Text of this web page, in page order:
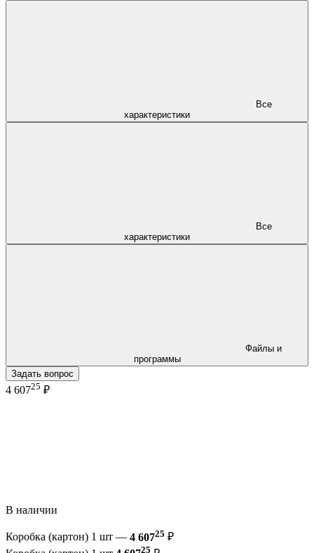
характеристики
характеристики
программы
Задать вопрос
4 60725 ₽
В наличии
Коробка (картон) 1 шт — 4 60725 ₽
25